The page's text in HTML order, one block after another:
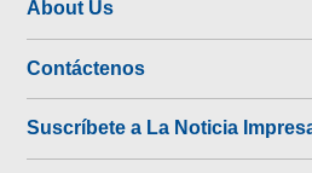
About Us
Contáctenos
Suscríbete a La Noticia